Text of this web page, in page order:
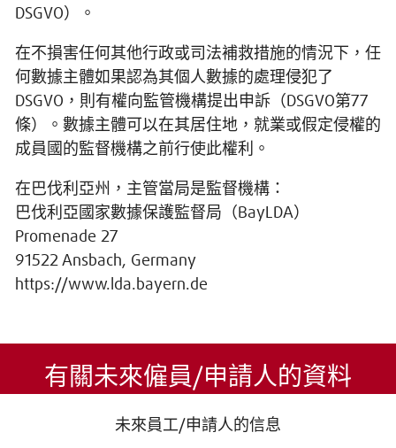
DSGVO）。
在不損害任何其他行政或司法補救措施的情況下，任
何數據主體如果認為其個人數據的處理侵犯了
DSGVO，則有權向監管機構提出申訴（DSGVO第77
條）。數據主體可以在其居住地，就業或假定侵權的
成員國的監督機構之前行使此權利。
在巴伐利亞州，主管當局是監督機構：
巴伐利亞國家數據保護監督局（BayLDA）
Promenade 27
91522 Ansbach, Germany
https://www.lda.bayern.de
有關未來僱員/申請人的資料
未來員工/申請人的信息